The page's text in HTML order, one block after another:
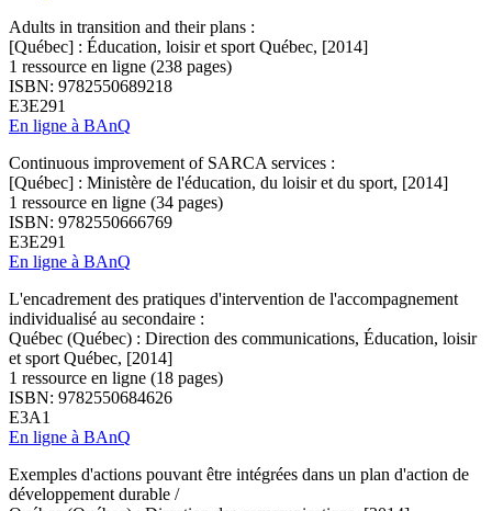
Adults in transition and their plans :
[Québec] : Éducation, loisir et sport Québec, [2014]
1 ressource en ligne (238 pages)
ISBN: 9782550689218
E3E291
En ligne à BAnQ
Continuous improvement of SARCA services :
[Québec] : Ministère de l'éducation, du loisir et du sport, [2014]
1 ressource en ligne (34 pages)
ISBN: 9782550666769
E3E291
En ligne à BAnQ
L'encadrement des pratiques d'intervention de l'accompagnement
individualisé au secondaire :
Québec (Québec) : Direction des communications, Éducation, loisir
et sport Québec, [2014]
1 ressource en ligne (18 pages)
ISBN: 9782550684626
E3A1
En ligne à BAnQ
Exemples d'actions pouvant être intégrées dans un plan d'action de
développement durable /